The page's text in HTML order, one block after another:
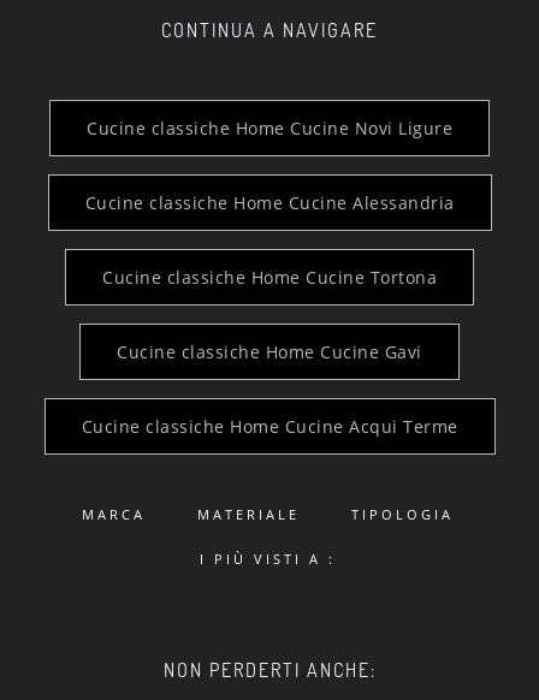
CONTINUA A NAVIGARE
Cucine classiche Home Cucine Novi Ligure
Cucine classiche Home Cucine Alessandria
Cucine classiche Home Cucine Tortona
Cucine classiche Home Cucine Gavi
Cucine classiche Home Cucine Acqui Terme
MARCA MATERIALE TIPOLOGIA
I PIÙ VISTI A :
NON PERDERTI ANCHE: